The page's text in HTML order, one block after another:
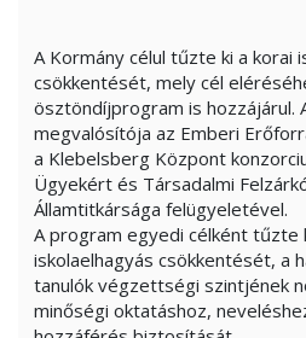
A Kormány célul tűzte ki a korai
csökkentését, mely cél
ösztöndíjprogram is hozzájárul.
megvalósítója az Emberi
a Klebelsberg Központ
Ügyekért és Társadalmi
Államtitkársága felügyeletével.
A program egyedi célként tűzte
iskolaelhagyás csökkentését, a
tanulók végzettségi szintjének
minőségi oktatáshoz,